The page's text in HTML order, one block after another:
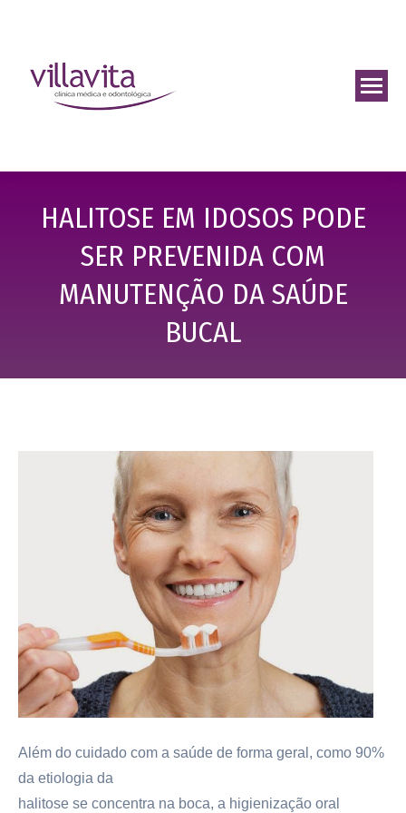
HALITOSE EM IDOSOS PODE
SER PREVENIDA COM
MANUTENÇÃO DA SAÚDE
BUCAL
Além do cuidado com a saúde de forma geral, como 90%
da etiologia da
halitose se concentra na boca, a higienização oral